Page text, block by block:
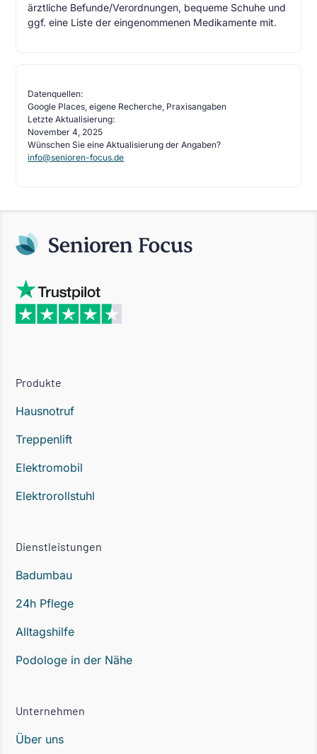
ärztliche Befunde/Verordnungen, bequeme Schuhe und
ggf. eine Liste der eingenommenen Medikamente mit.
Datenquellen:
Google Places, eigene Recherche, Praxisangaben
Letzte Aktualisierung:
November 4, 2025
Wünschen Sie eine Aktualisierung der Angaben?
info@senioren-focus.de
Produkte
Hausnotruf
Treppenlift
Elektromobil
Elektrorollstuhl
Dienstleistungen
Badumbau
24h Pflege
Alltagshilfe
Podologe in der Nähe
Unternehmen
Über uns